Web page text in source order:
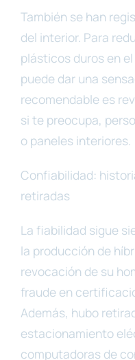
También se han
del interior. Para
plásticos duros en
puede dar una
recomendable es
si te preocupa,
o paneles interiores.
Confiabilidad:
retiradas
La fiabilidad sigue
la producción de
revocación de su
fraude en
Además, hubo
estacionamiento
computadoras de